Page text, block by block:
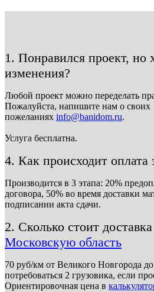
1. Понравился проект, но
изменения?
Любой проект можно переделать
Пожалуйста, напишите нам о своих
пожеланиях info@banidom.ru.
Услуга бесплатна.
4. Как происходит оплата
Производится в 3 этапа: 20%
договора, 50% во время доставки
подписании акта сдачи.
2. Сколько стоит
Московскую область
70 руб/км от Великого Новгорода
потребоваться 2 грузовика, если
Ориентировочная цена в